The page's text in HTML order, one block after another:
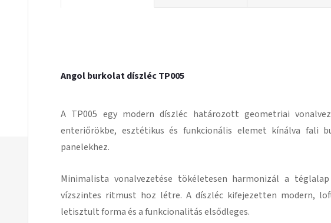
Angol burkolat díszléc TP005
A TP005 egy modern díszléc határozott geometriai
enteriőrökbe, esztétikus és funkcionális elemet kínálva fali
panelekhez.
Minimalista vonalvezetése tökéletesen harmonizál a
vízszintes ritmust hoz létre. A díszléc kifejezetten modern,
letisztult forma és a funkcionalitás elsődleges.